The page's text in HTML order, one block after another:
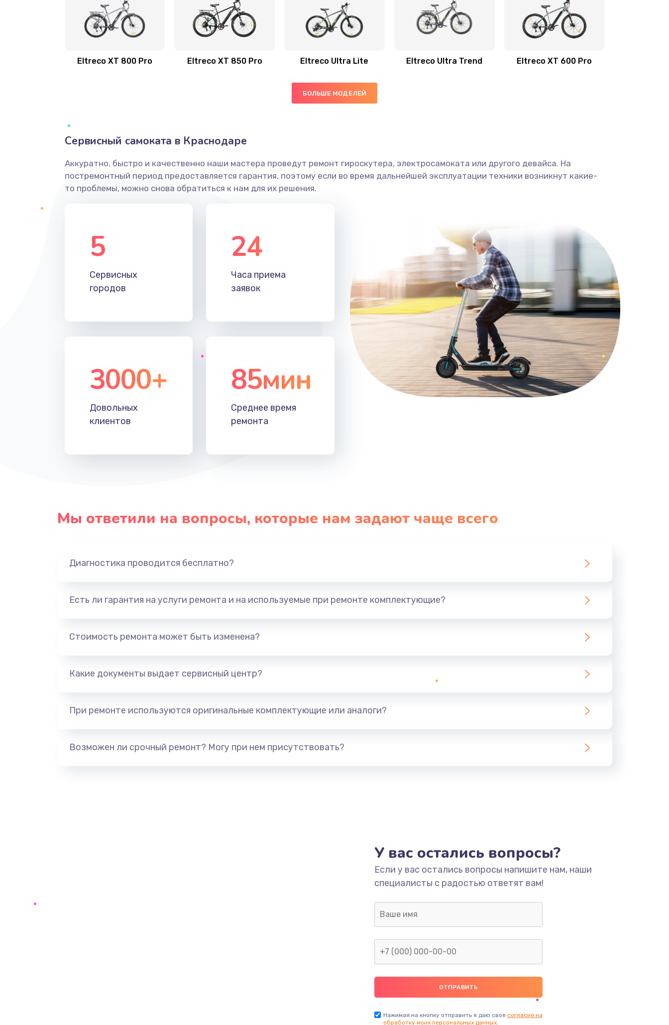
Eltreco XT 800 Pro Eltreco XT 850 Pro Eltreco Ultra Lite Eltreco Ultra Trend Eltreco XT 600 Pro
БОЛЬШЕ МОДЕЛЕЙ
Сервисный самоката в Краснодаре
Аккуратно, быстро и качественно наши мастера проведут ремонт гироскутера, электросамоката или другого девайса. На
постремонтный период предоставляется гарантия, поэтому если во время дальнейшей эксплуатации техники возникнут какие-
то проблемы, можно снова обратиться к нам для их решения.
5
Сервисных
городов
24
Часа приема
заявок
3000+
Довольных
клиентов
85мин
Среднее время
ремонта
Мы ответили на вопросы, которые нам задают чаще всего
Диагностика проводится бесплатно?
Есть ли гарантия на услуги ремонта и на используемые при ремонте комплектующие?
Стоимость ремонта может быть изменена?
Какие документы выдает сервисный центр?
При ремонте используются оригинальные комплектующие или аналоги?
Возможен ли срочный ремонт? Могу при нем присутствовать?
У вас остались вопросы?
Если у вас остались вопросы напишите нам, наши
специалисты с радостью ответят вам!
Нажимая на кнопку отправить я даю свое согласие на
обработку моих персональных данных.